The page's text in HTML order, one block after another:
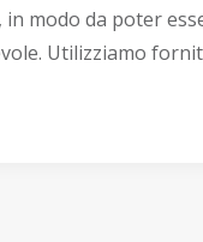
in modo da poter
Utilizziamo